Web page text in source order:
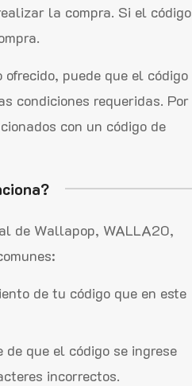
la compra. Si el código
puede que el código
condiciones requeridas. Por
con un código de
de Wallapop, WALLA20,
de tu código que en este
que el código se ingrese
incorrectos.